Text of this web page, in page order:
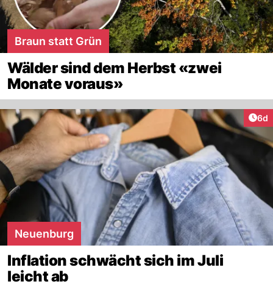
Braun statt Grün
Wälder sind dem Herbst «zwei
Monate voraus»
6d
Neuenburg
Inflation schwächt sich im Juli
leicht ab